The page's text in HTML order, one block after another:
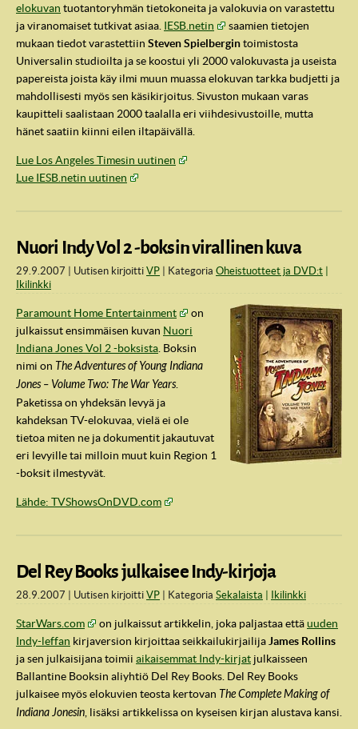
IndyVille
elokuvan tuotantoryhmän tietokoneita ja valokuvia on varastettu
ja viranomaiset tutkivat asiaa. IESB.netin
saamien tietojen
mukaan tiedot varastettiin Steven Spielbergintoimistosta
Universalin studioilta ja se koostui yli 2000 valokuvasta ja useista
papereista joista käy ilmi muun muassa elokuvan tarkka budjetti ja
mahdollisesti myös sen käsikirjoitus. Sivuston mukaan varas
kaupitteli saalistaan 2000 taalalla eri viihdesivustoille, mutta
hänet saatiin kiinni eilen iltapäivällä.
Lue Los Angeles Timesin uutinen
Lue IESB.netin uutinen
Nuori Indy Vol 2 -boksin virallinen kuva
29.9.2007 Uutisen kirjoitti VP Kategoria Oheistuotteet ja DVD:t
Ikilinkki
Paramount Home Entertainment
on
julkaissut ensimmäisen kuvan Nuori
Indiana Jones Vol 2 -boksista . Boksin
nimi on The Adventures of Young Indiana
Jones – Volume Two: The War Years
Paketissa on yhdeksän levyä ja
kahdeksan TV-elokuvaa, vielä ei ole
tietoa miten ne ja dokumentit jakautuvat
eri levyille tai milloin muut kuin Region 1
-boksit ilmestyvät.
Lähde: TVShowsOnDVD.com
Del Rey Books julkaisee Indy-kirjoja
28.9.2007 Uutisen kirjoitti VP Kategoria Sekalaista Ikilinkki
StarWars.com on julkaissut artikkelin, joka paljastaa ettäuuden
Indy-leffan kirjaversion kirjoittaa seikkailukirjailija James Rollins
ja sen julkaisijana toimii aikaisemmat Indy-kirjat julkaisseen
Ballantine Booksin aliyhtiö Del Rey Books. Del Rey Books
julkaisee myös elokuvien teosta kertovan The Complete Making of
Indiana Jonesin , lisäksi artikkelissa on kyseisen kirjan alustava kansi.